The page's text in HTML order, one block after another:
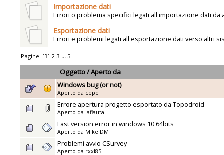
Importazione dati
Errori o problema specifici legati all'importazione dati da
Esportazione dati
Errori e problemi legati all'esportazione dati verso altri
Pagine: [1] 2 3 ...5
Oggetto/Aperto da
Windows bug (or not)
Aperto da cepe
Errore apertura progetto esportato da Topodroid
Aperto da laflauta
Last version error in windows 10 64bits
Aperto da MikelDM
Problemi avvio CSurvey
Aperto da rxxl85